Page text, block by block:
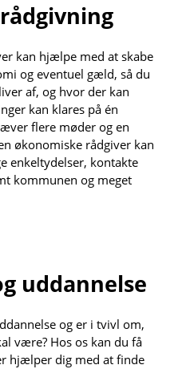
kan hjælpe med at skabe
og eventuel gæld, så du
af, og hvor der kan
kan klares på én
flere møder og en
økonomiske rådgiver kan
enkeltydelser, kontakte
kommunen og meget
uddannelse
og er i tvivl om,
være? Hos os kan du få
hjælper dig med at finde